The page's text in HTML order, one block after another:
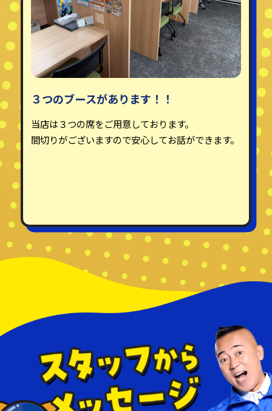
３つのブースがあります！！
当店は３つの席をご用意しております。
間切りがございますので安心してお話ができます。